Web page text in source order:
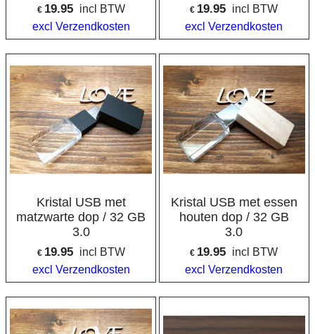
€ 19.95
incl BTW
excl Verzendkosten
€ 19.95 incl BTW
excl Verzendkosten
Kristal USB met
matzwarte dop / 32 GB
3.0
€ 19.95
incl BTW
excl Verzendkosten
Kristal USB met essen
houten dop / 32 GB
3.0
€ 19.95 incl BTW
excl Verzendkosten